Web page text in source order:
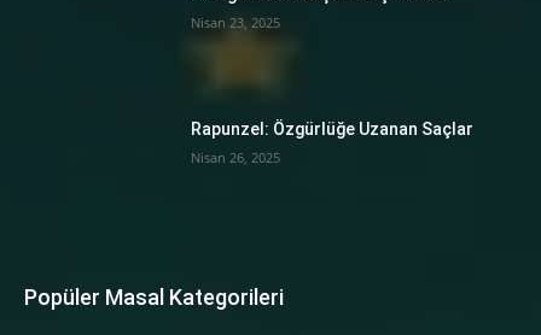
Nisan 23, 2025
Rapunzel: Özgürlüğe Uzanan Saçlar
Nisan 26, 2025
Popüler Masal Kategorileri